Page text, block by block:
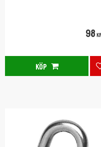
98 KR
KÖP